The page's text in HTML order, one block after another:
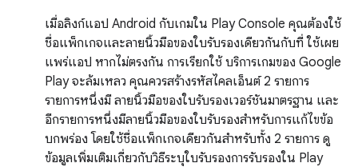
เมื่อลิงก์แอป Android กับเกมใน Play Console คุณต้องใช้
ชื่อแพ็กเกจและลายนิ้วมือของใบรับรองเดียวกันกับที่ ใช้เผย
แพร่แอป หากไม่ตรงกัน การเรียกใช้ บริการเกมของ Google
Play จะล้มเหลว คุณควรสร้างรหัสไคลเอ็นต์ 2 รายการ
รายการหนึ่งมี ลายนิ้วมือของใบรับรองเวอร์ชันมาตรฐาน และ
อีกรายการหนึ่งมีลายนิ้วมือของใบรับรองสำหรับการแก้ไขข้อ
บกพร่อง โดยใช้ชื่อแพ็กเกจเดียวกันสำหรับทั้ง 2 รายการ ดู
ข้อมูลเพิ่มเติมเกี่ยวกับวิธีระบุใบรับรองการรับรองใน Play